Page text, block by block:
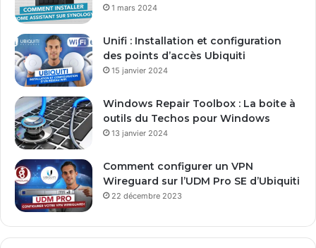
e
m
a
1 mars 2024
Unifi : Installation et configuration
des points d’accès Ubiquiti
15 janvier 2024
Windows Repair Toolbox : La boite à
outils du Techos pour Windows
13 janvier 2024
Comment configurer un VPN
Wireguard sur l’UDM Pro SE d’Ubiquiti
22 décembre 2023